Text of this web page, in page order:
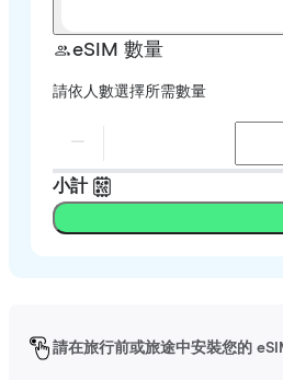
eSIM 數量
請依人數選擇所需數量
小計
請在旅行前或旅途中安裝您的